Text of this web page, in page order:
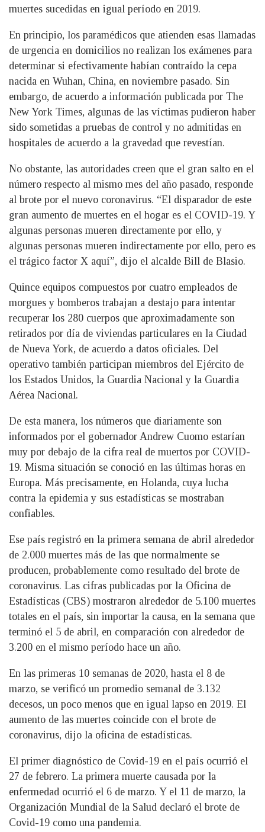
muertes sucedidas en igual período en 2019.
En principio, los paramédicos que atienden esas llamadas
de urgencia en domicilios no realizan los exámenes para
determinar si efectivamente habían contraído la cepa
nacida en Wuhan, China, en noviembre pasado. Sin
embargo, de acuerdo a información publicada por The
New York Times, algunas de las víctimas pudieron haber
sido sometidas a pruebas de control y no admitidas en
hospitales de acuerdo a la gravedad que revestían.
No obstante, las autoridades creen que el gran salto en el
número respecto al mismo mes del año pasado, responde
al brote por el nuevo coronavirus. “El disparador de este
gran aumento de muertes en el hogar es el COVID-19. Y
algunas personas mueren directamente por ello, y
algunas personas mueren indirectamente por ello, pero es
el trágico factor X aquí”, dijo el alcalde Bill de Blasio.
Quince equipos compuestos por cuatro empleados de
morgues y bomberos trabajan a destajo para intentar
recuperar los 280 cuerpos que aproximadamente son
retirados por día de viviendas particulares en la Ciudad
de Nueva York, de acuerdo a datos oficiales. Del
operativo también participan miembros del Ejército de
los Estados Unidos, la Guardia Nacional y la Guardia
Aérea Nacional.
De esta manera, los números que diariamente son
informados por el gobernador Andrew Cuomo estarían
muy por debajo de la cifra real de muertos por COVID-
19. Misma situación se conoció en las últimas horas en
Europa. Más precisamente, en Holanda, cuya lucha
contra la epidemia y sus estadísticas se mostraban
confiables.
Ese país registró en la primera semana de abril alrededor
de 2.000 muertes más de las que normalmente se
producen, probablemente como resultado del brote de
coronavirus. Las cifras publicadas por la Oficina de
Estadísticas (CBS) mostraron alrededor de 5.100 muertes
totales en el país, sin importar la causa, en la semana que
terminó el 5 de abril, en comparación con alrededor de
3.200 en el mismo período hace un año.
En las primeras 10 semanas de 2020, hasta el 8 de
marzo, se verificó un promedio semanal de 3.132
decesos, un poco menos que en igual lapso en 2019. El
aumento de las muertes coincide con el brote de
coronavirus, dijo la oficina de estadísticas.
El primer diagnóstico de Covid-19 en el país ocurrió el
27 de febrero. La primera muerte causada por la
enfermedad ocurrió el 6 de marzo. Y el 11 de marzo, la
Organización Mundial de la Salud declaró el brote de
Covid-19 como una pandemia.